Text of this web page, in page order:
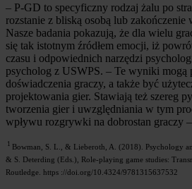
– P-GD to specyficzny rodzaj żalu po
rozstanie z bliską osobą lub zakończenie
Nasze badania pokazują, że dla wielu
się tak istotnym źródłem emocji, iż
czasu i odpowiednich narzędzi
psycholog z USWPS. – Te wyniki mogą
doświadczenia graczy, a także być
projektowania gier. Stawiają też szereg
tworzenia gier i uwzględniania w tym
wpływu rozgrywki na dobrostan graczy
1 Bowman, S. L., & Lieberoth, A. (2018). Psychology
& S. Deterding (Eds.), Role-playing game studies:
Routledge. https ://doi.org/10.4324/9781315637532